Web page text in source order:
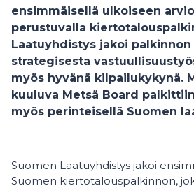
ensimmäisellä ulkoiseen
perustuvalla
Laatuyhdistys jakoi palkinnon
strategisesta
myös hyvänä kilpailukykynä.
kuuluva Metsä Board
myös perinteisellä Suomen
Suomen Laatuyhdistys jakoi
Suomen kiertotalouspalkinnon,